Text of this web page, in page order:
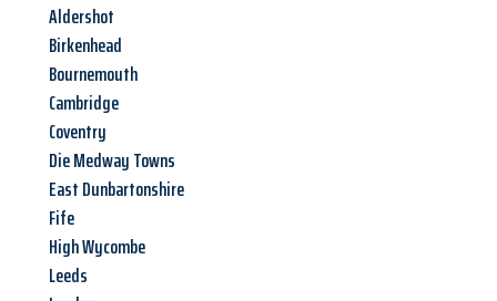
Aldershot
Birkenhead
Bournemouth
Cambridge
Coventry
Die Medway Towns
East Dunbartonshire
Fife
High Wycombe
Leeds